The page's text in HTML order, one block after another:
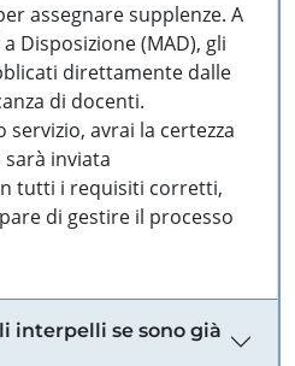
assegnare supplenze. A
Disposizione (MAD), gli
direttamente dalle
di docenti.
avrai la certezza
inviata
tutti i requisiti corretti,
di gestire il processo
interpelli se sono già